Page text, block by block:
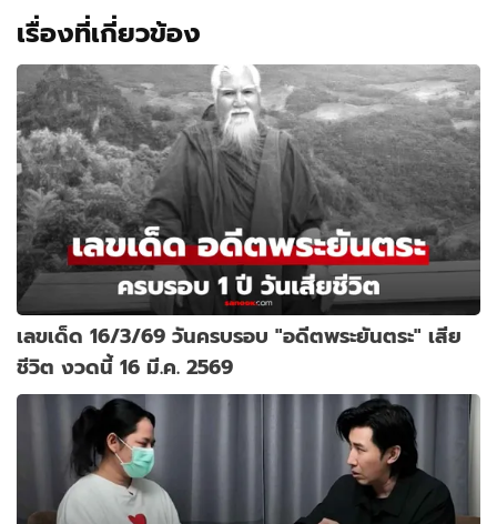
เรื่องที่เกี่ยวข้อง
เลขเด็ด 16/3/69 วันครบรอบ "อดีตพระยันตระ" เสีย
ชีวิต งวดนี้ 16 มี.ค. 2569